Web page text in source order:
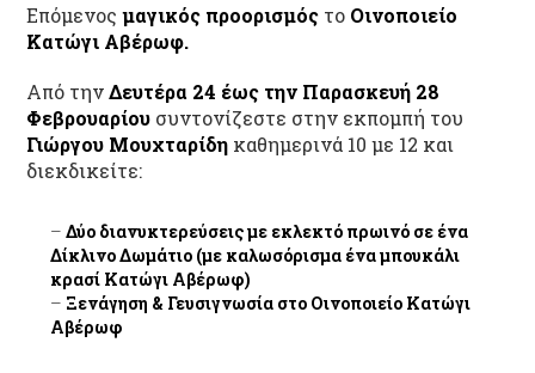
Επόμενοςμαγικός προορισμός το Οινοποιείο
Κατώγι Αβέρωφ.
Από τηνΔευτέρα 24 έως την Παρασκευή 28
Φεβρουαρίου συντονίζεστε στην εκπομπή του
Γιώργου Μουχταρίδη καθημερινά 10 με 12 και
διεκδικείτε:
Δύο διανυκτερεύσεις με εκλεκτό πρωινό σε ένα
Δίκλινο Δωμάτιο (με καλωσόρισμα ένα μπουκάλι
κρασί Κατώγι Αβέρωφ)
Ξενάγηση & Γευσιγνωσία στο Οινοποιείο Κατώγι
Αβέρωφ